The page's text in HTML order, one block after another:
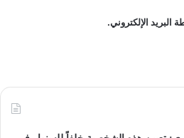
البريد الإلكتروني.